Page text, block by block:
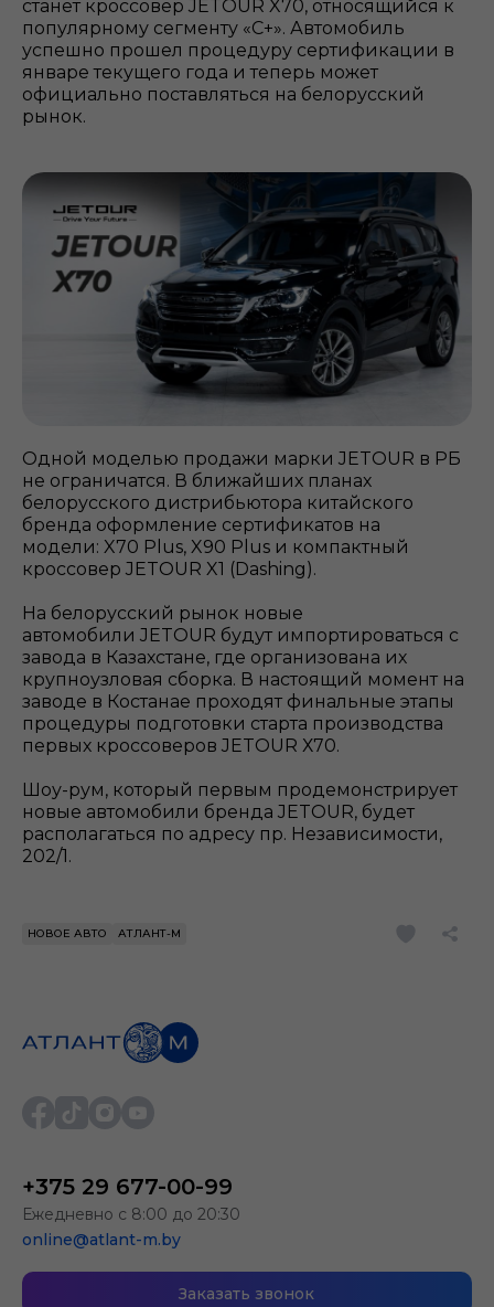
станет кроссовер JETOUR X70, относящийся к
популярному сегменту «С+». Автомобиль
успешно прошел процедуру сертификации в
январе текущего года и теперь может
официально поставляться на белорусский
рынок.
Одной моделью продажи марки JETOUR в РБ
не ограничатся. В ближайших планах
белорусского дистрибьютора китайского
бренда оформление сертификатов на
модели: X70 Plus, X90 Plus и компактный
кроссовер JETOUR X1 (Dashing).
На белорусский рынок новые
автомобили JETOUR будут импортироваться с
завода в Казахстане, где организована их
крупноузловая сборка. В настоящий момент на
заводе в Костанае проходят финальные этапы
процедуры подготовки старта производства
первых кроссоверов JETOUR Х70.
Шоу-рум, который первым продемонстрирует
новые автомобили бренда JETOUR, будет
располагаться по адресу пр. Независимости,
202/1.
НОВОЕ АВТО АТЛАНТ-М
+375 29 677-00-99
Ежедневно с 8:00 до 20:30
online@atlant-m.by
Заказать звонок